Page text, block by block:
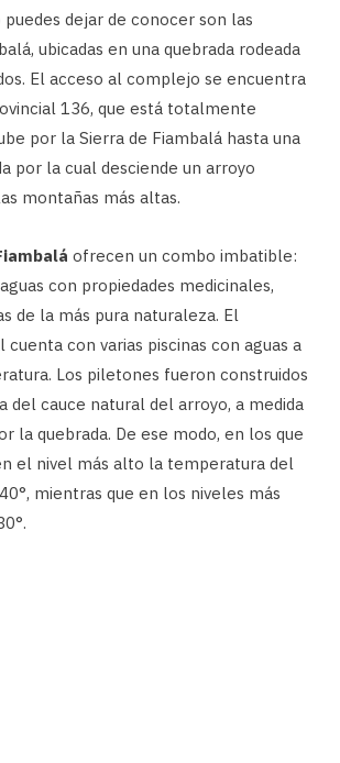
dejar de conocer son las
ubicadas en una quebrada rodeada
El acceso al complejo se encuentra
136, que está totalmente
por la Sierra de Fiambalá hasta una
por la cual desciende un arroyo
montañas más altas.
ofrecen un combo imbatible:
con propiedades medicinales,
de la más pura naturaleza. El
con varias piscinas con aguas a
Los piletones fueron construidos
del cauce natural del arroyo, a medida
la quebrada. De ese modo, en los que
el nivel más alto la temperatura del
mientras que en los niveles más